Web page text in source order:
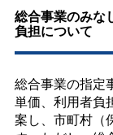
総合事業のみな
負担について
総合事業の指定
単価、利用者負
案し、市町村（